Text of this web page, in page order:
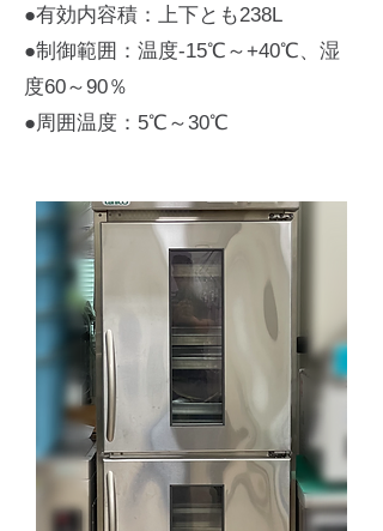
●有効内容積：上下とも238L
●制御範囲：温度-15℃～+40℃、湿
度60～90％
​●周囲温度：5℃～30℃